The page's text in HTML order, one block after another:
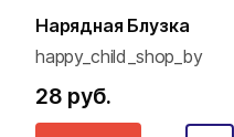
Нарядная Блузка
happy_child_shop_by
28 руб.